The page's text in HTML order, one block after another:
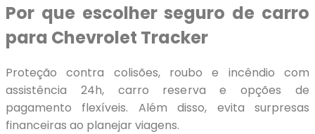
Por que escolher seguro de carro
para Chevrolet Tracker
Proteção contra colisões, roubo e incêndio com
assistência 24h, carro reserva e opções de
pagamento flexíveis. Além disso, evita surpresas
financeiras ao planejar viagens.